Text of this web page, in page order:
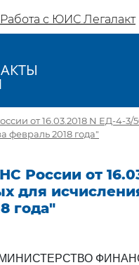
Работа с ЮИС Легалакт
от 16.03.2018 N ЕД-4-
февраль 2018 года"
России от
для
года"
МИНИСТЕРСТВО